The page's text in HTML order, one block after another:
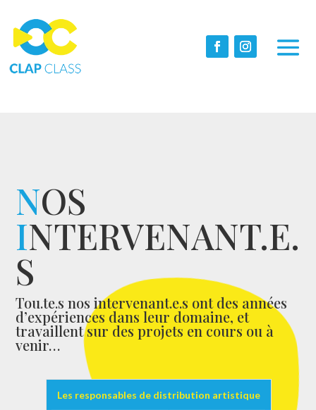
NOS
INTERVENANT.E.
S
Tou.te.s nos intervenant.e.s ont des années
d’expériences dans leur domaine, et
travaillent sur des projets en cours ou à
venir…
Les responsables de distribution artistique